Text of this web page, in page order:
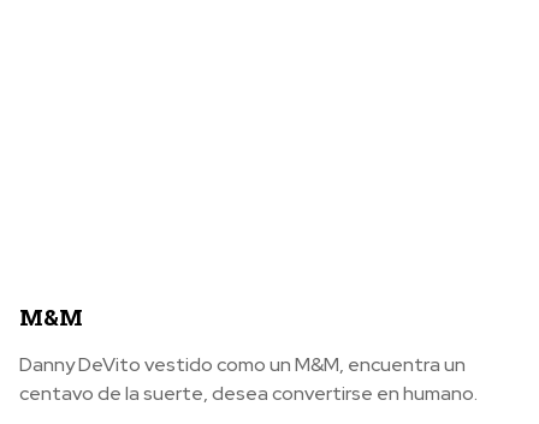
M&M
Danny DeVito vestido como un M&M, encuentra un
centavo de la suerte, desea convertirse en humano.